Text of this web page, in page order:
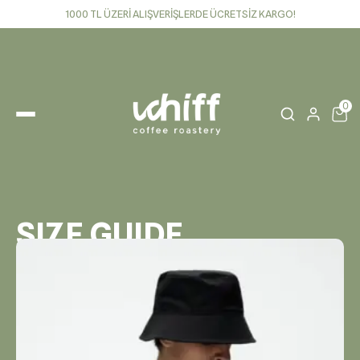
1000 TL ÜZERİ ALIŞVERİŞLERDE ÜCRETSİZ KARGO!
0
SIZE GUIDE